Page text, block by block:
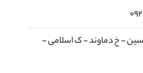
- خ دماوند - ک اسلامی -